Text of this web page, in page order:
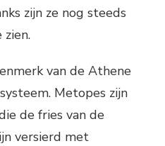
zijn ze nog steeds
van de Athene
Metopes zijn
de fries van de
versierd met